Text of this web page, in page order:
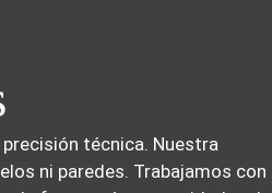
técnica. Nuestra
ni paredes. Trabajamos con